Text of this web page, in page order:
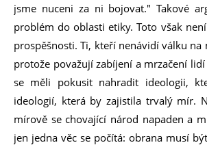
jsme nuceni za ni bojovat." Takové
problém do oblasti etiky. Toto však
prospěšnosti. Ti, kteří nenávidí válku na
protože považují zabíjení a mrzačení
se měli pokusit nahradit ideologii,
ideologií, která by zajistila trvalý mír.
mírově se chovající národ napaden a
jen jedna věc se počítá: obrana musí